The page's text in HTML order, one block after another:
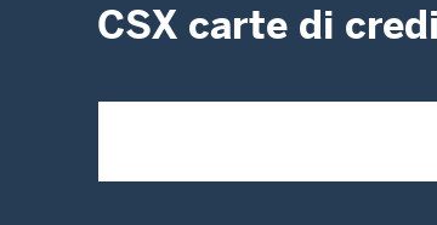
CSX carte di